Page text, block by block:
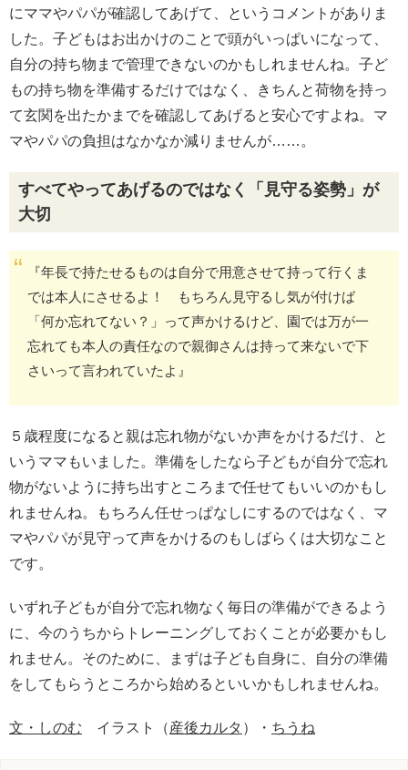
にママやパパが確認してあげて、というコメントがありま
した。子どもはお出かけのことで頭がいっぱいになって、
自分の持ち物まで管理できないのかもしれませんね。子ど
もの持ち物を準備するだけではなく、きちんと荷物を持っ
て玄関を出たかまでを確認してあげると安心ですよね。マ
マやパパの負担はなかなか減りませんが……。
すべてやってあげるのではなく「見守る姿勢」が
大切
『年長で持たせるものは自分で用意させて持って行くま
では本人にさせるよ！ もちろん見守るし気が付けば
「何か忘れてない？」って声かけるけど、園では万が一
忘れても本人の責任なので親御さんは持って来ないで下
さいって言われていたよ』
５歳程度になると親は忘れ物がないか声をかけるだけ、と
いうママもいました。準備をしたなら子どもが自分で忘れ
物がないように持ち出すところまで任せてもいいのかもし
れませんね。もちろん任せっぱなしにするのではなく、マ
マやパパが見守って声をかけるのもしばらくは大切なこと
です。
いずれ子どもが自分で忘れ物なく毎日の準備ができるよう
に、今のうちからトレーニングしておくことが必要かもし
れません。そのために、まずは子ども自身に、自分の準備
をしてもらうところから始めるといいかもしれませんね。
文・しのむ イラスト（産後カルタ ）・ ちうね